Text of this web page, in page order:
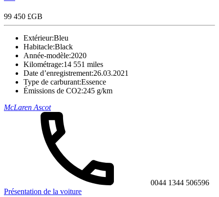
99 450 £GB
Extérieur:Bleu
Habitacle:Black
Année-modèle:2020
Kilométrage:14 551 miles
Date d’enregistrement:26.03.2021
Type de carburant:Essence
Émissions de CO2:245 g/km
McLaren Ascot
0044 1344 506596
Présentation de la voiture